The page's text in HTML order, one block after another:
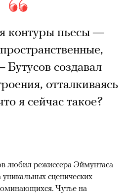
контуры пьесы —
создавал
отталкиваясь
я сейчас такое?
любил режиссера Эймунтаса
сценических
Чутье на